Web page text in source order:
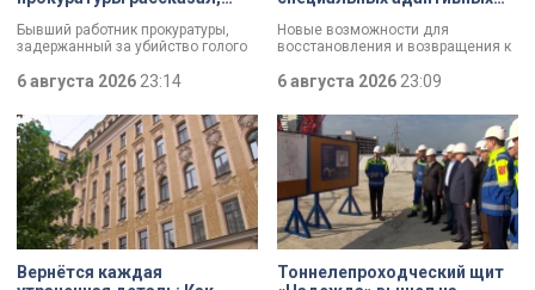
Бывший работник прокуратуры,
задержанный за убийство голого
которые толкнули его на страшное
преступление. Два года назад он
вынес мертвеца из дома на улице
Луначарского, выдавая
бездыханного мужчину за
изрядно перебравшего приятеля.
6 августа 2026 23:14
Новые возможности для
восстановления и возвращения к
фонда «СВОй дом» в Петербурге
встретились с участниками
специальной военной операции,
которые сейчас проходят курс
реабилитации. Главным событием
дня стали заезды на специальных
адаптивных карт-машинах, где
ветераны смогли лично
протестировать технику и
почувствовать скорость.
6 августа 2026 23:09
Вернётся каждая
Тоннелепроходческий щит